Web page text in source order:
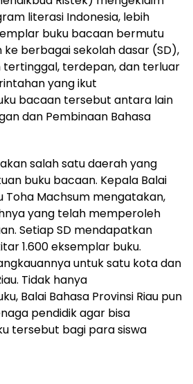
literasi Indonesia, lebih
buku bacaan bermutu
berbagai sekolah dasar (SD),
terdepan, dan terluar
yang ikut
bacaan tersebut antara lain
dan Pembinaan Bahasa
salah satu daerah yang
buku bacaan. Kepala Balai
Toha Machsum mengatakan,
yang telah memperoleh
Setiap SD mendapatkan
1.600 eksemplar buku.
untuk satu kota dan
Tidak hanya
Balai Bahasa Provinsi Riau pun
pendidik agar bisa
tersebut bagi para siswa